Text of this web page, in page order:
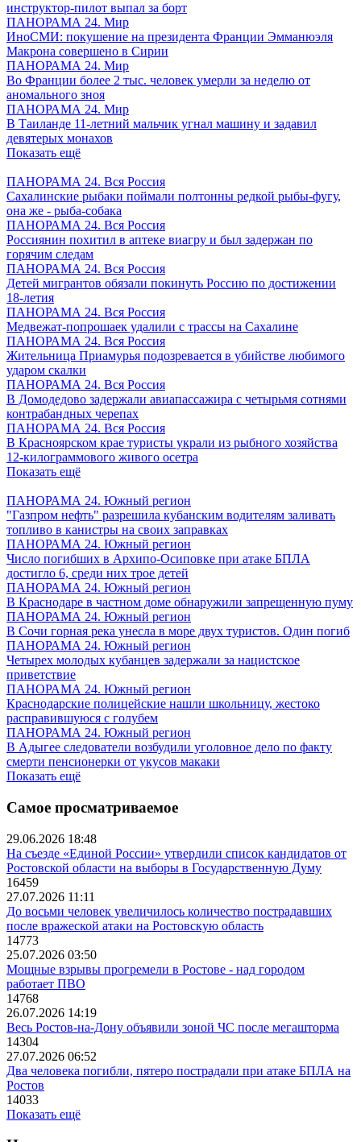
инструктор-пилот выпал за борт
ПАНОРАМА 24. Мир
ИноСМИ: покушение на президента Франции Эмманюэля
Макрона совершено в Сирии
ПАНОРАМА 24. Мир
Во Франции более 2 тыс. человек умерли за неделю от
аномального зноя
ПАНОРАМА 24. Мир
В Таиланде 11-летний мальчик угнал машину и задавил
девятерых монахов
Показать ещё
ПАНОРАМА 24. Вся Россия
Сахалинские рыбаки поймали полтонны редкой рыбы-фугу,
она же - рыба-собака
ПАНОРАМА 24. Вся Россия
Россиянин похитил в аптеке виагру и был задержан по
горячим следам
ПАНОРАМА 24. Вся Россия
Детей мигрантов обязали покинуть Россию по достижении
18-летия
ПАНОРАМА 24. Вся Россия
Медвежат-попрошаек удалили с трассы на Сахалине
ПАНОРАМА 24. Вся Россия
Жительница Приамурья подозревается в убийстве любимого
ударом скалки
ПАНОРАМА 24. Вся Россия
В Домодедово задержали авиапассажира с четырьмя сотнями
контрабандных черепах
ПАНОРАМА 24. Вся Россия
В Красноярском крае туристы украли из рыбного хозяйства
12-килограммового живого осетра
Показать ещё
ПАНОРАМА 24. Южный регион
"Газпром нефть" разрешила кубанским водителям заливать
топливо в канистры на своих заправках
ПАНОРАМА 24. Южный регион
Число погибших в Архипо-Осиповке при атаке БПЛА
достигло 6, среди них трое детей
ПАНОРАМА 24. Южный регион
В Краснодаре в частном доме обнаружили запрещенную пуму
ПАНОРАМА 24. Южный регион
В Сочи горная река унесла в море двух туристов. Один погиб
ПАНОРАМА 24. Южный регион
Четырех молодых кубанцев задержали за нацистское
приветствие
ПАНОРАМА 24. Южный регион
Краснодарские полицейские нашли школьницу, жестоко
расправившуюся с голубем
ПАНОРАМА 24. Южный регион
В Адыгее следователи возбудили уголовное дело по факту
смерти пенсионерки от укусов макаки
Показать ещё
Самое просматриваемое
29.06.2026 18:48
На съезде «Единой России» утвердили список кандидатов от
Ростовской области на выборы в Государственную Думу
16459
27.07.2026 11:11
До восьми человек увеличилось количество пострадавших
после вражеской атаки на Ростовскую область
14773
25.07.2026 03:50
Мощные взрывы прогремели в Ростове - над городом
работает ПВО
14768
26.07.2026 14:19
Весь Ростов-на-Дону объявили зоной ЧС после мегашторма
14304
27.07.2026 06:52
Два человека погибли, пятеро пострадали при атаке БПЛА на
Ростов
14033
Показать ещё